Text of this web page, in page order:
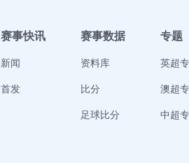
赛事快讯
新闻
首发
赛事数据
资料库
比分
足球比分
专题
英超
澳超
中超